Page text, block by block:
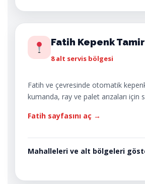
Fatih Kepenk
8 alt servis bölgesi
Fatih ve çevresinde otomatik
kumanda, ray ve palet arızaları için
Fatih sayfasını aç →
Mahalleleri ve alt bölgeleri